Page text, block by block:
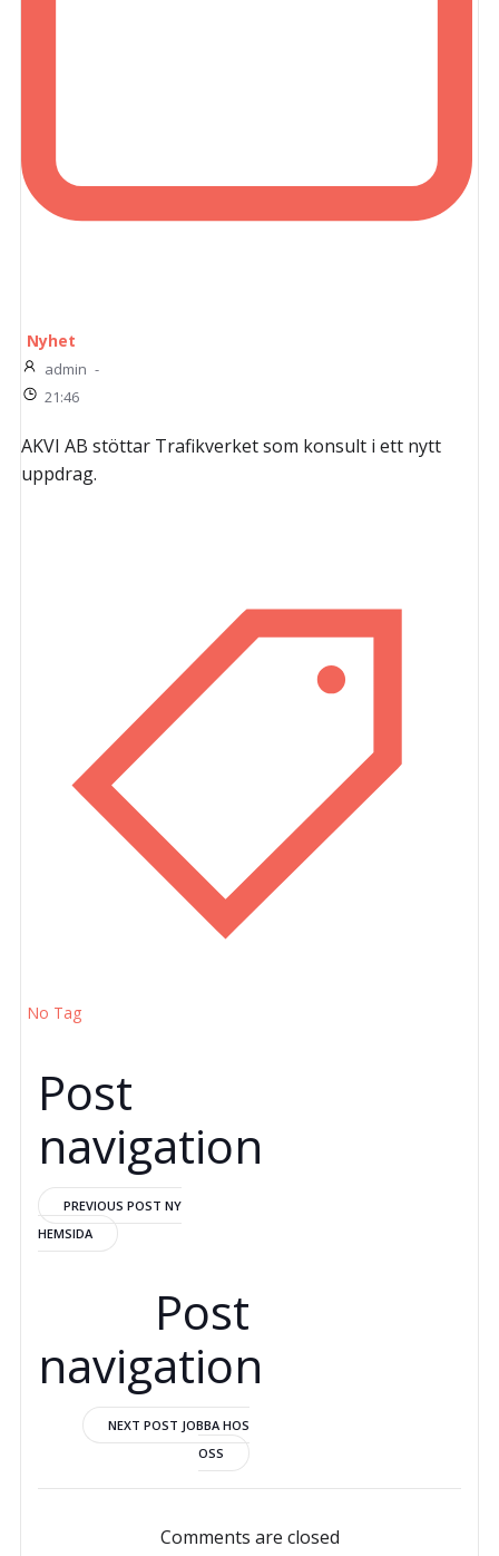
Nyhet
admin -
21:46
AKVI AB stöttar Trafikverket som konsult i ett nytt
uppdrag.
No Tag
Post
navigation
PREVIOUS POST NY
HEMSIDA
Post
navigation
NEXT POST JOBBA HOS
OSS
Comments are closed